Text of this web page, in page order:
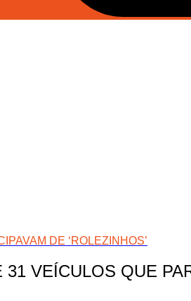
DE ‘ROLEZINHOS’
VEÍCULOS QUE